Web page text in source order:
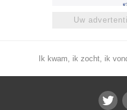
Uw
Ik kwam, ik zocht, ik